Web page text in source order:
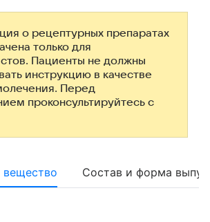
о рецептурных препаратах
только для
Пациенты не должны
инструкцию в качестве
Перед
проконсультируйтесь с
Состав и форма